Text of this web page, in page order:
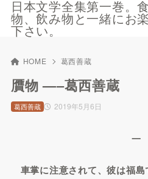
日本文学全集第一巻。
物、飲み物と一緒にお
下さい。
HOME 葛西善蔵
贋物 —–葛西善蔵
2019年5月6日
葛西善蔵
一
車掌に注意されて、彼は福